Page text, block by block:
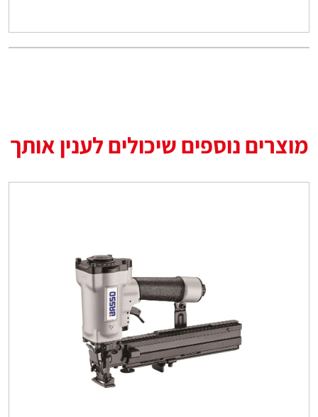
מוצרים נוספים שיכולים לענין אותך